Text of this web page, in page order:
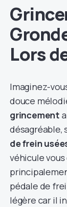
Lors
Imaginez-
douce
grincement
désagréable,
de frein
véhicule
pédale de
légère car il